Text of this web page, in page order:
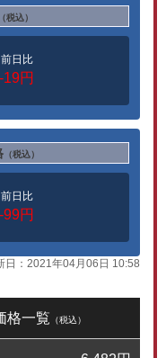
（税込）
前日比
-19円
（税込）
前日比
-99円
日： 2021年04月06日 10:58
格一覧 （税込）